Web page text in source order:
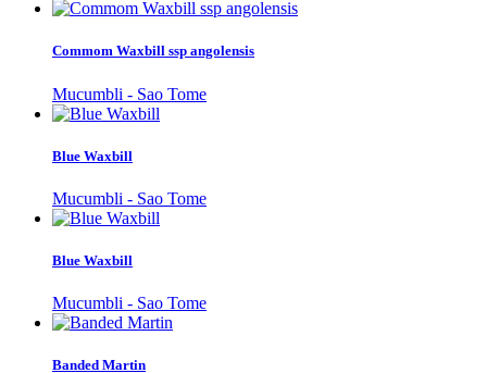
Commom Waxbill ssp angolensis
Mucumbli - Sao Tome
Blue Waxbill
Mucumbli - Sao Tome
Blue Waxbill
Mucumbli - Sao Tome
Banded Martin